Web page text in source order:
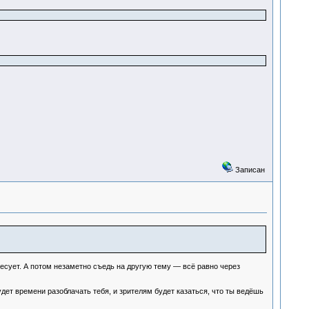
Записан
А потом незаметно съедь на другую тему — всё равно через
времени разоблачать тебя, и зрителям будет казаться, что ты ведёшь